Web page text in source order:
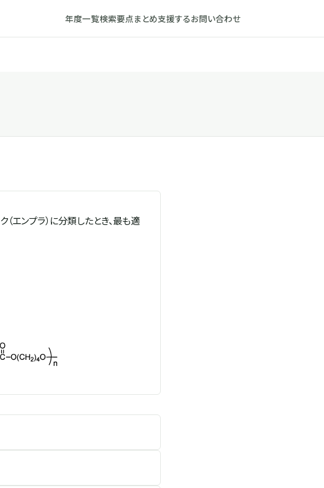
年度一覧検索要点まとめ支援するお問い合わせ
エンプラ）に分類したとき、最も適